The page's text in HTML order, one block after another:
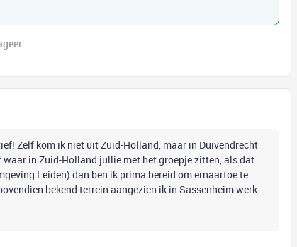
Zelf kom ik niet uit Zuid-Holland, maar in Duivendrecht
in Zuid-Holland jullie met het groepje zitten, als dat
Leiden) dan ben ik prima bereid om ernaartoe te
bekend terrein aangezien ik in Sassenheim werk.